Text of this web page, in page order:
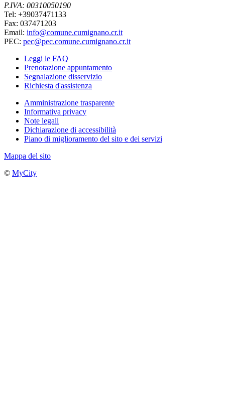
P.IVA: 00310050190
Tel: +39037471133
Fax: 037471203
Email: info@comune.cumignano.cr.it
PEC: pec@pec.comune.cumignano.cr.it
Leggi le FAQ
Prenotazione appuntamento
Segnalazione disservizio
Richiesta d'assistenza
Amministrazione trasparente
Informativa privacy
Note legali
Dichiarazione di accessibilità
Piano di miglioramento del sito e dei servizi
Mappa del sito
© MyCity